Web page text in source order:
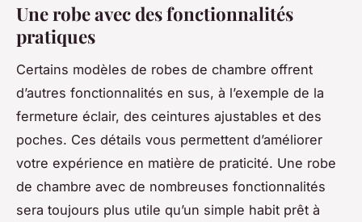
Une robe avec des fonctionnalités
pratiques
Certains modèles de robes de chambre offrent
d’autres fonctionnalités en sus, à l’exemple de la
fermeture éclair, des ceintures ajustables et des
poches. Ces détails vous permettent d’améliorer
votre expérience en matière de praticité. Une robe
de chambre avec de nombreuses fonctionnalités
sera toujours plus utile qu’un simple habit prêt à